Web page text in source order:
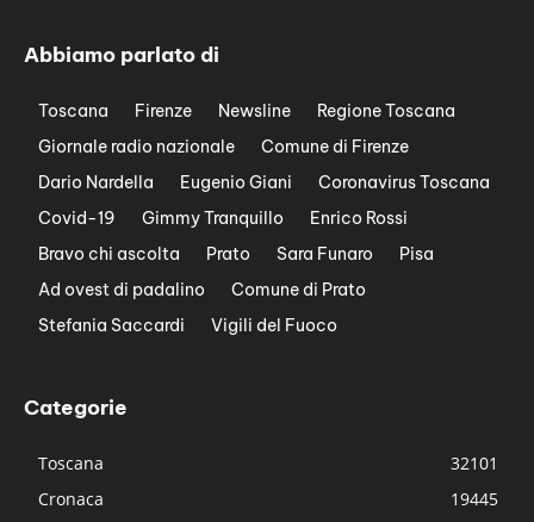
Abbiamo parlato di
Toscana Firenze Newsline
Regione Toscana
Giornale radio nazionale
Comune di Firenze
Dario Nardella
Eugenio Giani
Coronavirus Toscana
Covid-19
Gimmy Tranquillo
Enrico Rossi
Bravo chi ascolta
Prato Sara Funaro
Pisa
Ad ovest di padalino
Comune di Prato
Stefania Saccardi
Vigili del Fuoco
Categorie
Toscana
32101
Cronaca
19445